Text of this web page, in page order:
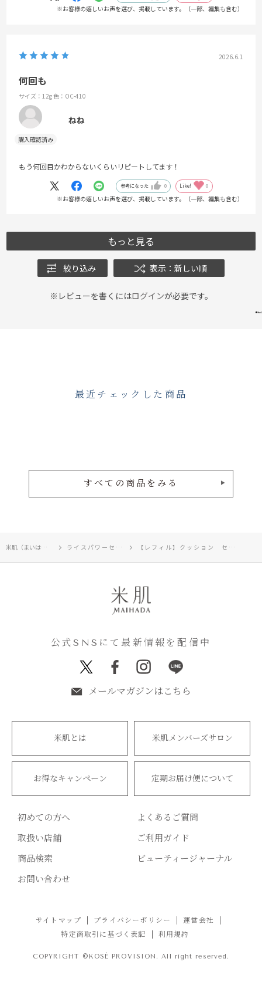
※お客様の嬉しいお声を選び、掲載しています。（一部、編集も含む）
2026.6.1
何回も
サイズ：12g色：OC-410
ねね
もう何回目かわからないくらいリピートしてます！
参考になった 0 Like! 0
※お客様の嬉しいお声を選び、掲載しています。（一部、編集も含む）
もっと見る
絞り込み 表示：新しい順
※レビューを書くにはログインが必要です。
最近チェックした商品
すべての商品をみる
米肌（まいはだ）TOP ライスパワーセレクト 【レフィル】クッション セラム グロウ
公式SNSにて最新情報を配信中
メールマガジンはこちら
米肌とは 米肌メンバーズサロン
お得なキャンペーン 定期お届け便について
初めての方へ
よくあるご質問
取扱い店舗
ご利用ガイド
商品検索
ビューティージャーナル
お問い合わせ
サイトマップ プライバシーポリシー
運営会社
特定商取引に基づく表記
利用規約
COPYRIGHT ©KOSÉ PROVISION. All right reserved.